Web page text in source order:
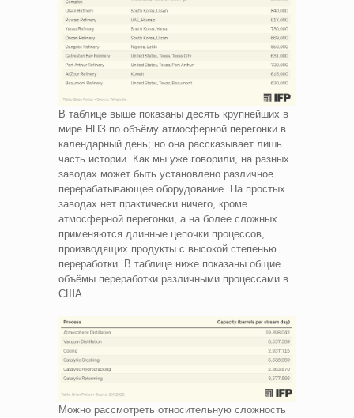
В таблице выше показаны десять крупнейших в
мире НПЗ по объёму атмосферной перегонки в
календарный день; но она рассказывает лишь
часть истории. Как мы уже говорили, на разных
заводах может быть установлено различное
перерабатывающее оборудование. На простых
заводах нет практически ничего, кроме
атмосферной перегонки, а на более сложных
применяются длинные цепочки процессов,
производящих продукты с высокой степенью
переработки. В таблице ниже показаны общие
объёмы переработки различными процессами в
США.
Можно рассмотреть относительную сложность